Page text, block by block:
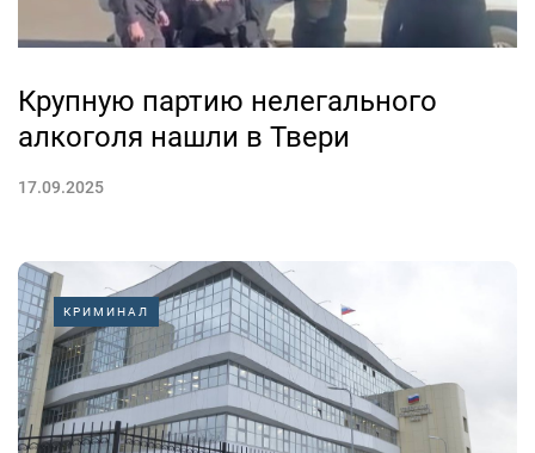
Крупную партию нелегального
алкоголя нашли в Твери
17.09.2025
КРИМИНАЛ